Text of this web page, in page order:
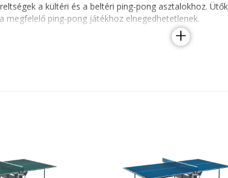
a kültéri és a beltéri ping-pong asztalokhoz.
megfelelő ping-pong játékhoz elnegedhetetlenek.
+